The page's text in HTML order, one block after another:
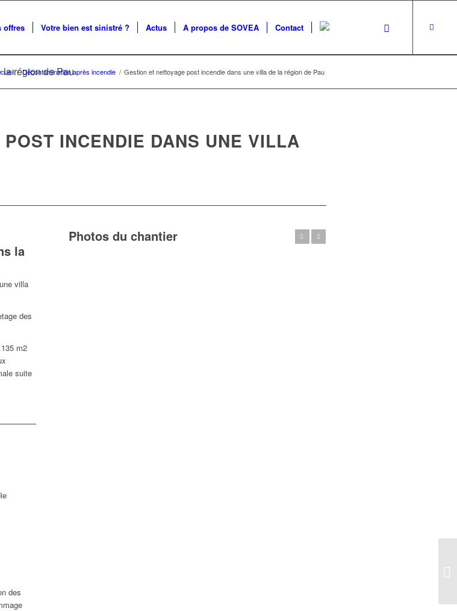
offres Votre bien est sinistré ? Actus A propos de SOVEA Contact
la région de Pau
/ Décontamination après incendie / Gestion et nettoyage post incendie dans une villa de la région de Pau
INCENDIE DANS UNE VILLA
la
villa
des
m2
suite
des
Photos du chantier